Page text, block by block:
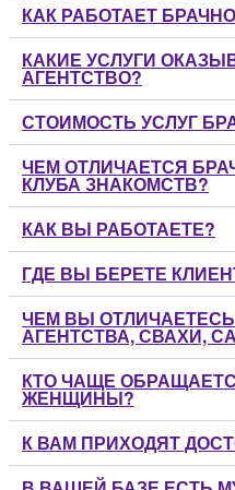
КАК РАБОТАЕТ
КАКИЕ УСЛУГИ
АГЕНТСТВО?
СТОИМОСТЬ УСЛУГ
ЧЕМ ОТЛИЧАЕТСЯ
КЛУБА ЗНАКОМСТВ?
КАК ВЫ РАБОТАЕТЕ?
ГДЕ ВЫ БЕРЕТЕ
ЧЕМ ВЫ
АГЕНТСТВА, СВАХИ,
КТО ЧАЩЕ
ЖЕНЩИНЫ?
К ВАМ ПРИХОДЯТ